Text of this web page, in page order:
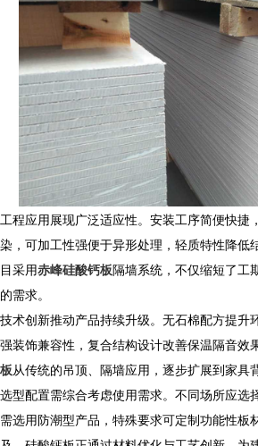
工程应用展现广泛适应性。安装工序简便快捷
染，可加工性强便于异形处理，轻质特性降低
目采用赤峰硅酸钙板隔墙系统，不仅缩短了工
的需求。
技术创新推动产品持续升级。无石棉配方提升
强装饰兼容性，复合结构设计改善保温隔音效
板从传统的吊顶、隔墙应用，逐步扩展到家具
选型配置需综合考虑使用需求。不同场所应选
需选用防潮型产品，特殊要求可定制功能性板